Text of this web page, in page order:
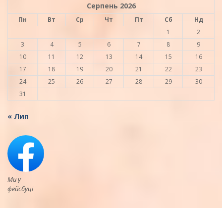
Серпень 2026
Пн Вт Ср Чт Пт Сб
Нд
1
2
3
4 5 6 7 8
9
10
11 12 13 14 15
16
17
18 19 20 21 22
23
24
25 26 27 28 29
30
31
« Лип
Ми у
фейсбуці